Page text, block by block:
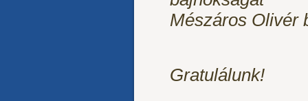
Mészáros Olivér
Gratulálunk!